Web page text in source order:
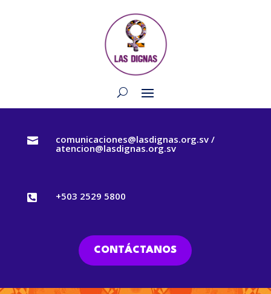
 comunicaciones@lasdignas.org.sv /
atencion@lasdignas.org.sv
 +503 2529 5800
CONTÁCTANOS